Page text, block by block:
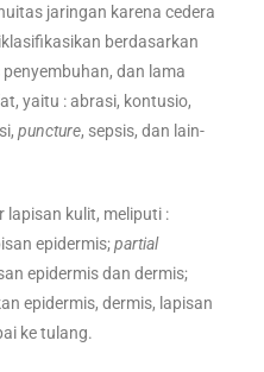
jaringan karena cedera
berdasarkan
dan lama
yaitu : abrasi, kontusio,
puncture, sepsis, dan lain-
kulit, meliputi :
epidermis;partial
epidermis dan dermis;
epidermis, dermis, lapisan
ke tulang.